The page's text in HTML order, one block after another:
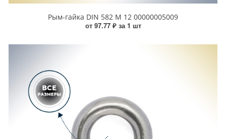
Рым-гайка DIN 582 М 12 00000005009
от 97.77 ₽ за 1 шт